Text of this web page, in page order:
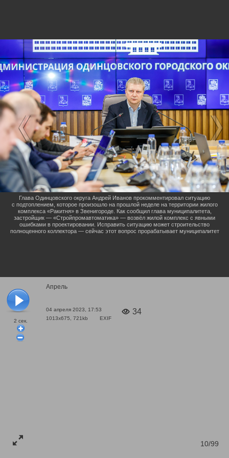
2 сек.
Апрель
04 апреля 2023, 17:53
1013x675, 721kb
EXIF
34
10/99
Глава Одинцовского округа Андрей Иванов прокомментировал ситуацию
с подтоплением, которое произошло на прошлой неделе на территории жилого
комплекса «Ракитня» в Звенигороде. Как сообщил глава муниципалитета,
застройщик — «Стройпромавтоматика» — возвёл жилой комплекс с явными
ошибками в проектировании. Исправить ситуацию может строительство
полноценного коллектора — сейчас этот вопрос прорабатывает муниципалитет